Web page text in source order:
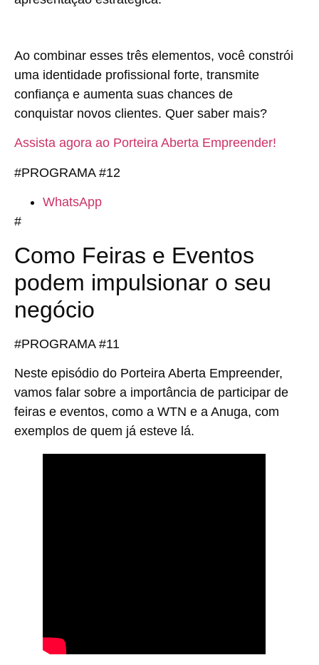
Ao combinar esses três elementos, você constrói
uma identidade profissional forte, transmite
confiança e aumenta suas chances de
conquistar novos clientes. Quer saber mais?
Assista agora ao Porteira Aberta Empreender!
#PROGRAMA #12
WhatsApp
#
Como Feiras e Eventos
podem impulsionar o seu
negócio
#PROGRAMA #11
Neste episódio do Porteira Aberta Empreender,
vamos falar sobre a importância de participar de
feiras e eventos, como a WTN e a Anuga, com
exemplos de quem já esteve lá.